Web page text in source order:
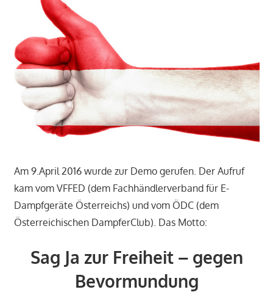
Am 9.April 2016 wurde zur Demo gerufen. Der Aufruf
kam vom VFFED (dem Fachhändlerverband für E-
Dampfgeräte Österreichs) und vom ÖDC (dem
Österreichischen DampferClub). Das Motto:
Sag Ja zur Freiheit – gegen
Bevormundung